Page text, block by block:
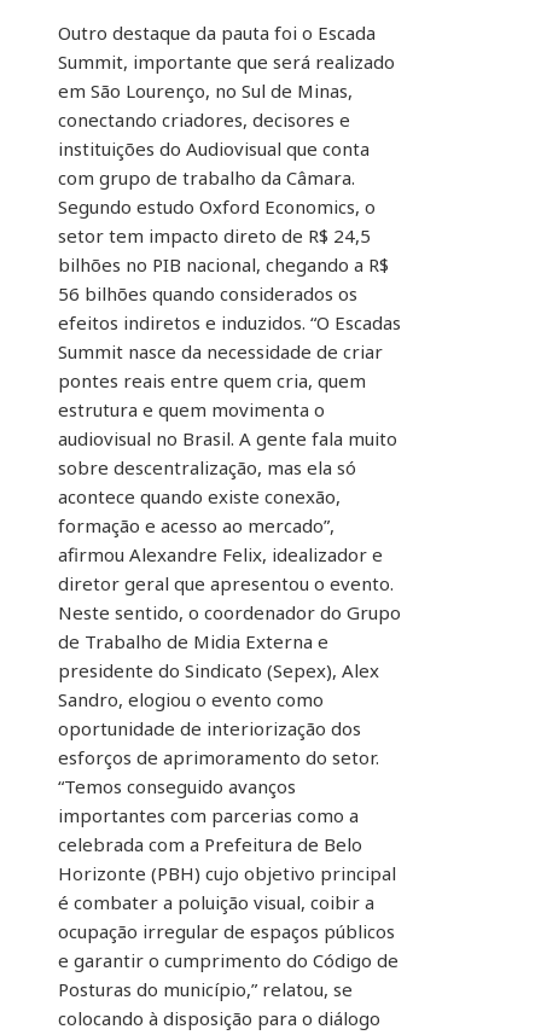
Outro destaque da pauta foi o Escada
Summit, importante que será realizado
em São Lourenço, no Sul de Minas,
conectando criadores, decisores e
instituições do Audiovisual que conta
com grupo de trabalho da Câmara.
Segundo estudo Oxford Economics, o
setor tem impacto direto de R$ 24,5
bilhões no PIB nacional, chegando a R$
56 bilhões quando considerados os
efeitos indiretos e induzidos. “O Escadas
Summit nasce da necessidade de criar
pontes reais entre quem cria, quem
estrutura e quem movimenta o
audiovisual no Brasil. A gente fala muito
sobre descentralização, mas ela só
acontece quando existe conexão,
formação e acesso ao mercado”,
afirmou Alexandre Felix, idealizador e
diretor geral que apresentou o evento.
Neste sentido, o coordenador do Grupo
de Trabalho de Midia Externa e
presidente do Sindicato (Sepex), Alex
Sandro, elogiou o evento como
oportunidade de interiorização dos
esforços de aprimoramento do setor.
“Temos conseguido avanços
importantes com parcerias como a
celebrada com a Prefeitura de Belo
Horizonte (PBH) cujo objetivo principal
é combater a poluição visual, coibir a
ocupação irregular de espaços públicos
e garantir o cumprimento do Código de
Posturas do município,” relatou, se
colocando à disposição para o diálogo